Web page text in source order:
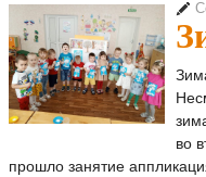
во
прошло занятие